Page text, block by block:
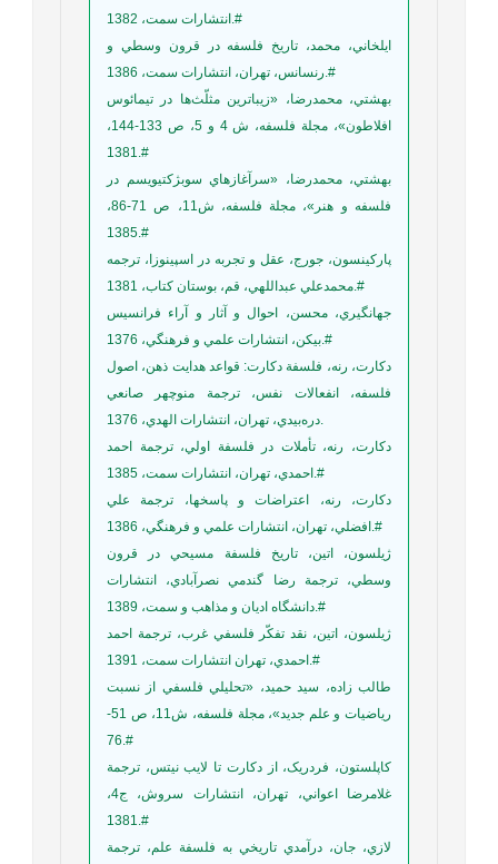
انتشارات سمت، 1382.#
ايلخاني، محمد، تاريخ فلسفه در قرون وسطي و
رنسانس، تهران، انتشارات سمت، 1386.#
بهشتي، محمدرضا، «زيباترين مثلّث‌ها در تيمائوس
افلاطون»، مجلة فلسفه، ش 4 و 5، ص 133-144،
1381.#
بهشتي، محمدرضا، «سرآغازهاي سوبژکتيويسم در
فلسفه و هنر»، مجلة فلسفه، ش11، ص 71-86،
1385.#
پارکينسون، جورج، عقل و تجربه در اسپينوزا، ترجمه
محمدعلي عبداللهي، قم، بوستان کتاب، 1381.#
جهانگيري، محسن، احوال و آثار و آراء فرانسيس
بيکن، انتشارات علمي و فرهنگي، 1376.#
دکارت، رنه، فلسفة دکارت: قواعد هدايت ذهن، اصول
فلسفه، انفعالات نفس، ترجمة منوچهر صانعي
دره‌بيدي، تهران، انتشارات الهدي، 1376.
دکارت، رنه، تأملات در فلسفة اولي، ترجمة احمد
احمدي، تهران، انتشارات سمت، 1385.#
دکارت، رنه، اعتراضات و پاسخها، ترجمة علي
افضلي، تهران، انتشارات علمي و فرهنگي، 1386.#
ژيلسون، اتين، تاريخ فلسفة مسيحي در قرون
وسطي، ترجمة رضا گندمي نصرآبادي، انتشارات
دانشگاه اديان و مذاهب و سمت، 1389.#
ژيلسون، اتين، نقد تفکّر فلسفي غرب، ترجمة احمد
احمدي، تهران انتشارات سمت، 1391.#
طالب زاده، سيد حميد، «تحليلي فلسفي از نسبت
رياضيات و علم جديد»، مجلة فلسفه، ش11، ص 51-
76.#
کاپلستون، فردريک، از دکارت تا لايب نيتس، ترجمة
غلامرضا اعواني، تهران، انتشارات سروش، ج4،
1381.#
لازي، جان، درآمدي تاريخي به فلسفة علم، ترجمة